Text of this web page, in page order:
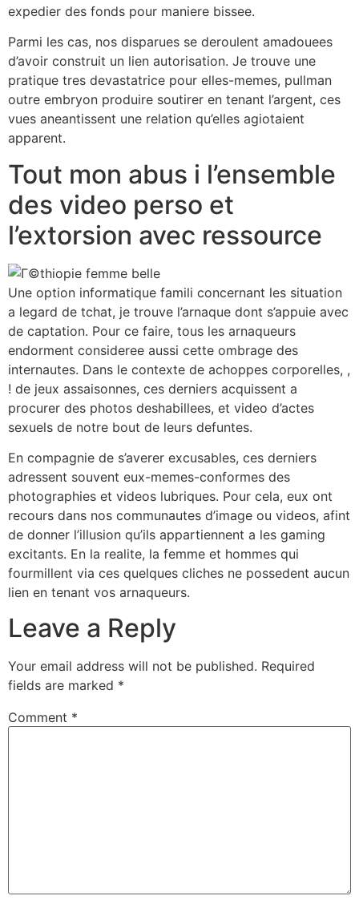
expedier des fonds pour maniere bissee.
Parmi les cas, nos disparues se deroulent amadouees
d’avoir construit un lien autorisation. Je trouve une
pratique tres devastatrice pour elles-memes, pullman
outre embryon produire soutirer en tenant l’argent, ces
vues aneantissent une relation qu’elles agiotaient
apparent.
Tout mon abus i l’ensemble
des video perso et
l’extorsion avec ressource
Une option informatique famili concernant les situation
a legard de tchat, je trouve l’arnaque dont s’appuie avec
de captation. Pour ce faire, tous les arnaqueurs
endorment consideree aussi cette ombrage des
internautes. Dans le contexte de achoppes corporelles, ,
! de jeux assaisonnes, ces derniers acquissent a
procurer des photos deshabillees, et video d’actes
sexuels de notre bout de leurs defuntes.
En compagnie de s’averer excusables, ces derniers
adressent souvent eux-memes-conformes des
photographies et videos lubriques. Pour cela, eux ont
recours dans nos communautes d’image ou videos, afint
de donner l’illusion qu’ils appartiennent a les gaming
excitants. En la realite, la femme et hommes qui
fourmillent via ces quelques cliches ne possedent aucun
lien en tenant vos arnaqueurs.
Leave a Reply
Your email address will not be published. Required
fields are marked *
Comment *